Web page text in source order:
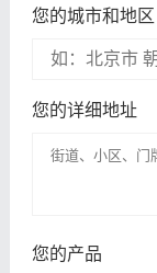
您的城市和地区
您的详细地址
您的产品